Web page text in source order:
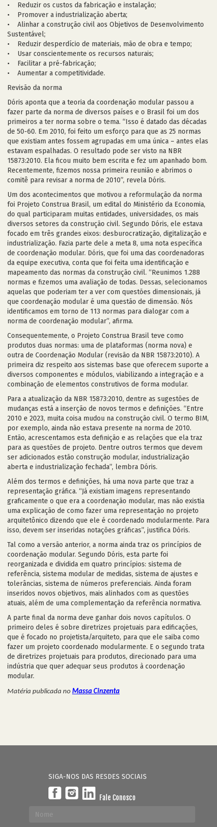
• Reduzir os custos da fabricação e instalação;
• Promover a industrialização aberta;
• Alinhar a construção civil aos Objetivos de Desenvolvimento
Sustentável;
• Reduzir desperdício de materiais, mão de obra e tempo;
• Usar conscientemente os recursos naturais;
• Facilitar a pré-fabricação;
• Aumentar a competitividade.
Revisão da norma
Dóris aponta que a teoria da coordenação modular passou a
fazer parte da norma de diversos países e o Brasil foi um dos
primeiros a ter norma sobre o tema. “Isso é datado das décadas
de 50-60. Em 2010, foi feito um esforço para que as 25 normas
que existiam antes fossem agrupadas em uma única – antes elas
estavam espalhadas. O resultado pode ser visto na NBR
15873:2010. Ela ficou muito bem escrita e fez um apanhado bom.
Recentemente, fizemos nossa primeira reunião e abrimos o
comitê para revisar a norma de 2010”, revela Dóris.
Um dos acontecimentos que motivou a reformulação da norma
foi Projeto Construa Brasil, um edital do Ministério da Economia,
do qual participaram muitas entidades, universidades, os mais
diversos setores da construção civil. Segundo Dóris, ele estava
focado em três grandes eixos: desburocratização, digitalização e
industrialização. Fazia parte dele a meta 8, uma nota específica
de coordenação modular. Dóris, que foi uma das coordenadoras
da equipe executiva, conta que foi feita uma identificação e
mapeamento das normas da construção civil. “Reunimos 1.288
normas e fizemos uma avaliação de todas. Dessas, selecionamos
aquelas que poderiam ter a ver com questões dimensionais, já
que coordenação modular é uma questão de dimensão. Nós
identificamos em torno de 113 normas para dialogar com a
norma de coordenação modular”, afirma.
Consequentemente, o Projeto Construa Brasil teve como
produtos duas normas: uma de plataformas (norma nova) e
outra de Coordenação Modular (revisão da NBR 15873:2010). A
primeira diz respeito aos sistemas base que oferecem suporte a
diversos componentes e módulos, viabilizando a integração e a
combinação de elementos construtivos de forma modular.
Para a atualização da NBR 15873:2010, dentre as sugestões de
mudanças está a inserção de novos termos e definições. “Entre
2010 e 2023, muita coisa mudou na construção civil. O termo BIM,
por exemplo, ainda não estava presente na norma de 2010.
Então, acrescentamos esta definição e as relações que ela traz
para as questões de projeto. Dentre outros termos que devem
ser adicionados estão construção modular, industrialização
aberta e industrialização fechada”, lembra Dóris.
Além dos termos e definições, há uma nova parte que traz a
representação gráfica. “Já existiam imagens representando
graficamente o que era a coordenação modular, mas não existia
uma explicação de como fazer uma representação no projeto
arquitetônico dizendo que ele é coordenado modularmente. Para
isso, devem ser inseridas notações gráficas”, justifica Dóris.
Tal como a versão anterior, a norma ainda traz os princípios de
coordenação modular. Segundo Dóris, esta parte foi
reorganizada e dividida em quatro princípios: sistema de
referência, sistema modular de medidas, sistema de ajustes e
tolerâncias, sistema de números preferenciais. Ainda foram
inseridos novos objetivos, mais alinhados com as questões
atuais, além de uma complementação da referência normativa.
A parte final da norma deve ganhar dois novos capítulos. O
primeiro deles é sobre diretrizes projetuais para edificações,
que é focado no projetista/arquiteto, para que ele saiba como
fazer um projeto coordenado modularmente. E o segundo trata
de diretrizes projetuais para produtos, direcionado para uma
indústria que quer adequar seus produtos à coordenação
modular.
Matéria publicada no Massa Cinzenta
SIGA-NOS DAS RESDES SOCIAIS
Fale Conosco